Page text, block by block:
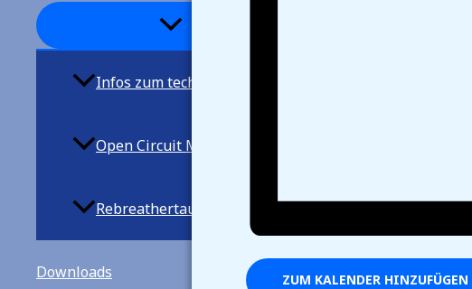
Infos zum techn. Tauchen
Open Circuit Mischgastauchen
Rebreathertauchen
Downloads ZUM KALENDER HINZUFÜGEN